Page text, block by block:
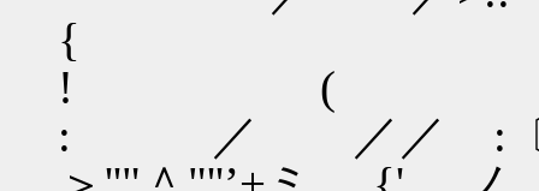
{ ,､v'√:
! (
: ／ ／／ :